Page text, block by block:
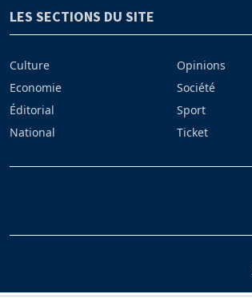
LES SECTIONS DU SITE
Culture
Economie
Éditorial
National
Opinions
Société
Sport
Ticket